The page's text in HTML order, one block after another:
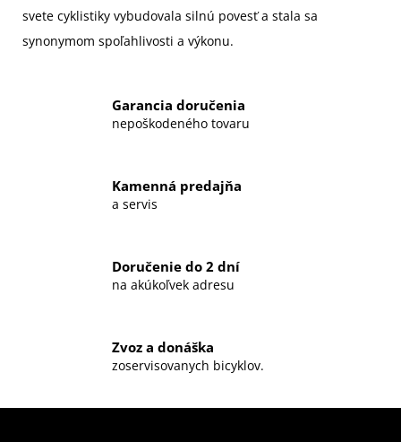
svete cyklistiky vybudovala silnú povesť a stala sa
synonymom spoľahlivosti a výkonu.
Garancia doručenia
nepoškodeného tovaru
Kamenná predajňa
a servis
Doručenie do 2 dní
na akúkoľvek adresu
Zvoz a donáška
zoservisovanych bicyklov.